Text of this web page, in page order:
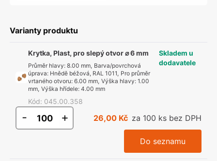
Varianty produktu
Krytka, Plast, pro slepý otvor ⌀ 6 mm
Průměr hlavy:8.00 mm, Barva/povrchová
úprava: Hnědě béžová, RAL 1011, Pro průměr
vrtaného otvoru:6.00 mm, Výška hlavy:1.00
mm, Výška hřídele:4.00 mm
Kód: 045.00.358
Skladem u
dodavatele
- + 26,00 Kč za 100 ks bez DPH
Do seznamu